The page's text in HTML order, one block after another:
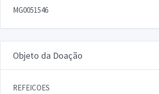
MG0051546
Objeto da Doação
REFEICOES